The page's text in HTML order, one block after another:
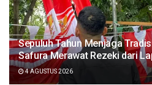
Sepuluh Tahun Menjaga
Safura Merawat Rezeki dari
4 AGUSTUS 2026